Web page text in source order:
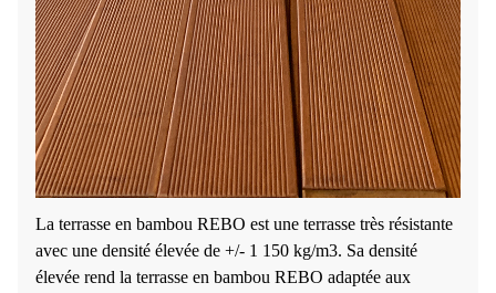
La terrasse en bambou REBO est une terrasse très résistante
avec une densité élevée de +/- 1 150 kg/m3. Sa densité
élevée rend la terrasse en bambou REBO adaptée aux